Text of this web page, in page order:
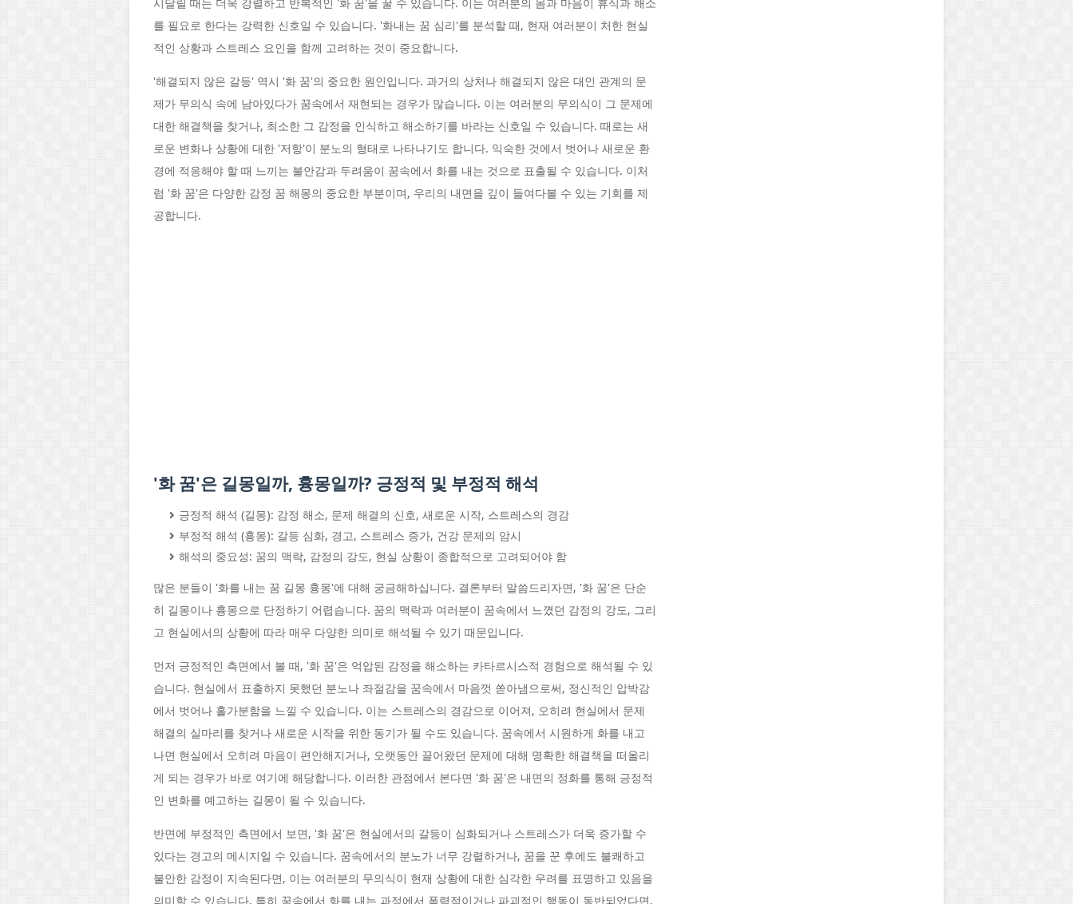
시달릴 때는 더욱 강렬하고 반복적인 '화 꿈'을 꿀 수 있습니다. 이는 여러분의 몸과 마음이 휴식과 해소
를 필요로 한다는 강력한 신호일 수 있습니다. '화내는 꿈 심리'를 분석할 때, 현재 여러분이 처한 현실
적인 상황과 스트레스 요인을 함께 고려하는 것이 중요합니다.
'해결되지 않은 갈등' 역시 '화 꿈'의 중요한 원인입니다. 과거의 상처나 해결되지 않은 대인 관계의 문
제가 무의식 속에 남아있다가 꿈속에서 재현되는 경우가 많습니다. 이는 여러분의 무의식이 그 문제에
대한 해결책을 찾거나, 최소한 그 감정을 인식하고 해소하기를 바라는 신호일 수 있습니다. 때로는 새
로운 변화나 상황에 대한 '저항'이 분노의 형태로 나타나기도 합니다. 익숙한 것에서 벗어나 새로운 환
경에 적응해야 할 때 느끼는 불안감과 두려움이 꿈속에서 화를 내는 것으로 표출될 수 있습니다. 이처
럼 '화 꿈'은 다양한 감정 꿈 해몽의 중요한 부분이며, 우리의 내면을 깊이 들여다볼 수 있는 기회를 제
공합니다.
'화 꿈'은 길몽일까, 흉몽일까? 긍정적 및 부정적 해석
긍정적 해석 (길몽): 감정 해소, 문제 해결의 신호, 새로운 시작, 스트레스의 경감
부정적 해석 (흉몽): 갈등 심화, 경고, 스트레스 증가, 건강 문제의 암시
해석의 중요성: 꿈의 맥락, 감정의 강도, 현실 상황이 종합적으로 고려되어야 함
많은 분들이 '화를 내는 꿈 길몽 흉몽'에 대해 궁금해하십니다. 결론부터 말씀드리자면, '화 꿈'은 단순
히 길몽이나 흉몽으로 단정하기 어렵습니다. 꿈의 맥락과 여러분이 꿈속에서 느꼈던 감정의 강도, 그리
고 현실에서의 상황에 따라 매우 다양한 의미로 해석될 수 있기 때문입니다.
먼저 긍정적인 측면에서 볼 때, '화 꿈'은 억압된 감정을 해소하는 카타르시스적 경험으로 해석될 수 있
습니다. 현실에서 표출하지 못했던 분노나 좌절감을 꿈속에서 마음껏 쏟아냄으로써, 정신적인 압박감
에서 벗어나 홀가분함을 느낄 수 있습니다. 이는 스트레스의 경감으로 이어져, 오히려 현실에서 문제
해결의 실마리를 찾거나 새로운 시작을 위한 동기가 될 수도 있습니다. 꿈속에서 시원하게 화를 내고
나면 현실에서 오히려 마음이 편안해지거나, 오랫동안 끌어왔던 문제에 대해 명확한 해결책을 떠올리
게 되는 경우가 바로 여기에 해당합니다. 이러한 관점에서 본다면 '화 꿈'은 내면의 정화를 통해 긍정적
인 변화를 예고하는 길몽이 될 수 있습니다.
반면에 부정적인 측면에서 보면, '화 꿈'은 현실에서의 갈등이 심화되거나 스트레스가 더욱 증가할 수
있다는 경고의 메시지일 수 있습니다. 꿈속에서의 분노가 너무 강렬하거나, 꿈을 꾼 후에도 불쾌하고
불안한 감정이 지속된다면, 이는 여러분의 무의식이 현재 상황에 대한 심각한 우려를 표명하고 있음을
의미할 수 있습니다. 특히 꿈속에서 화를 내는 과정에서 폭력적이거나 파괴적인 행동이 동반되었다면,